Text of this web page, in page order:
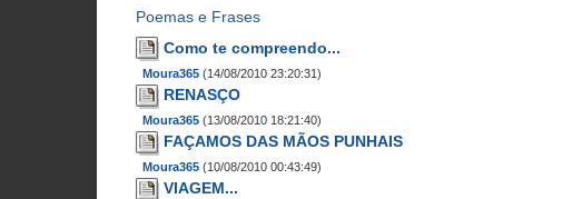
Poemas e Frases
Como te compreendo...
Moura365 (14/08/2010 23:20:31)
RENASÇO
Moura365 (13/08/2010 18:21:40)
FAÇAMOS DAS MÃOS PUNHAIS
Moura365 (10/08/2010 00:43:49)
VIAGEM...